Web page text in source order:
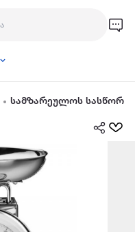
სამზარეულოს სასწორი